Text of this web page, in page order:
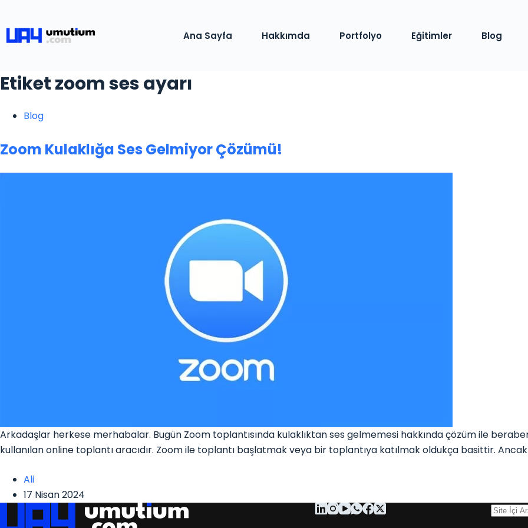
Ana Sayfa Hakkımda Portfolyo Eğitimler Blog
Etiketzoom ses ayarı
Blog
Zoom Kulaklığa Ses Gelmiyor Çözümü!
Arkadaşlar herkese merhabalar. Bugün Zoom toplantısında kulaklıktan ses gelmemesi hakkında çözüm ile
kullanılan online toplantı aracıdır. Zoom ile toplantı başlatmak veya bir toplantıya katılmak oldukça basittir.
Ali
17 Nisan 2024